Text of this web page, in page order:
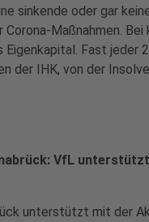
sinkende oder gar
Maßnahmen. Bei
Fast jeder
der IHK, von der
VfL
unterstützt mit der